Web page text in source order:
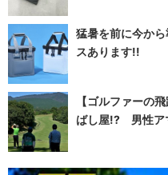
猛暑を前に今か
スあります!!
【ゴルファーの
ばし屋!? 男性ア